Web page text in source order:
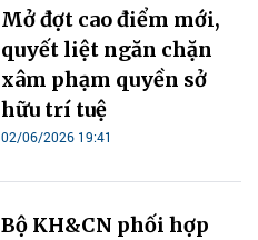
Mở đợt cao điểm mới,
quyết liệt ngăn chặn
xâm phạm quyền sở
hữu trí tuệ
02/06/2026 19:41
Bộ KH&CN phối hợp